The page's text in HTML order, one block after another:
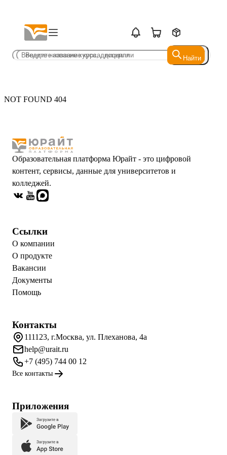
Найти
Найти
NOT FOUND 404
Образовательная платформа Юрайт - это цифровой
контент, сервисы, данные для университетов и
колледжей.
Ссылки
О компании
О продукте
Вакансии
Документы
Помощь
Контакты
111123, г.Москва, ул. Плеханова, 4а
help@urait.ru
+7 (495) 744 00 12
Все контакты
Приложения